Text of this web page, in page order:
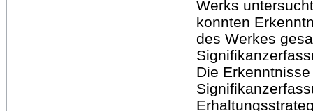
Werks
konnten
des Werkes
Die